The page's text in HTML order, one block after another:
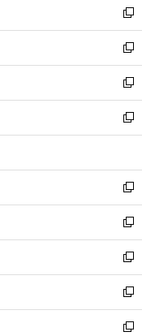
く
で
開
く
ド
ウ
で
開
く
ィ
ン
ド
ウ
で
開
く
い
ウ
ィ
ン
ド
ウ
で
開
新
し
い
ウ
ィ
ン
ド
ウ
開
く
新
し
い
ウ
ィ
ン
ウ
で
開
く
新
し
い
ウ
ン
ド
ウ
で
開
く
新
し
ウ
ィ
ン
ド
ウ
で
開
く
新
し
い
ウ
ィ
ン
ド
ウ
で
新
し
い
ウ
ィ
ン
ド
新
し
い
ウ
ィ
新
し
い
新